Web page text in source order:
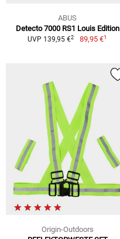
ABUS
Detecto 7000 RS1 Louis Edition
UVP 139,95 €2 89,95 €1
Origin-Outdoors